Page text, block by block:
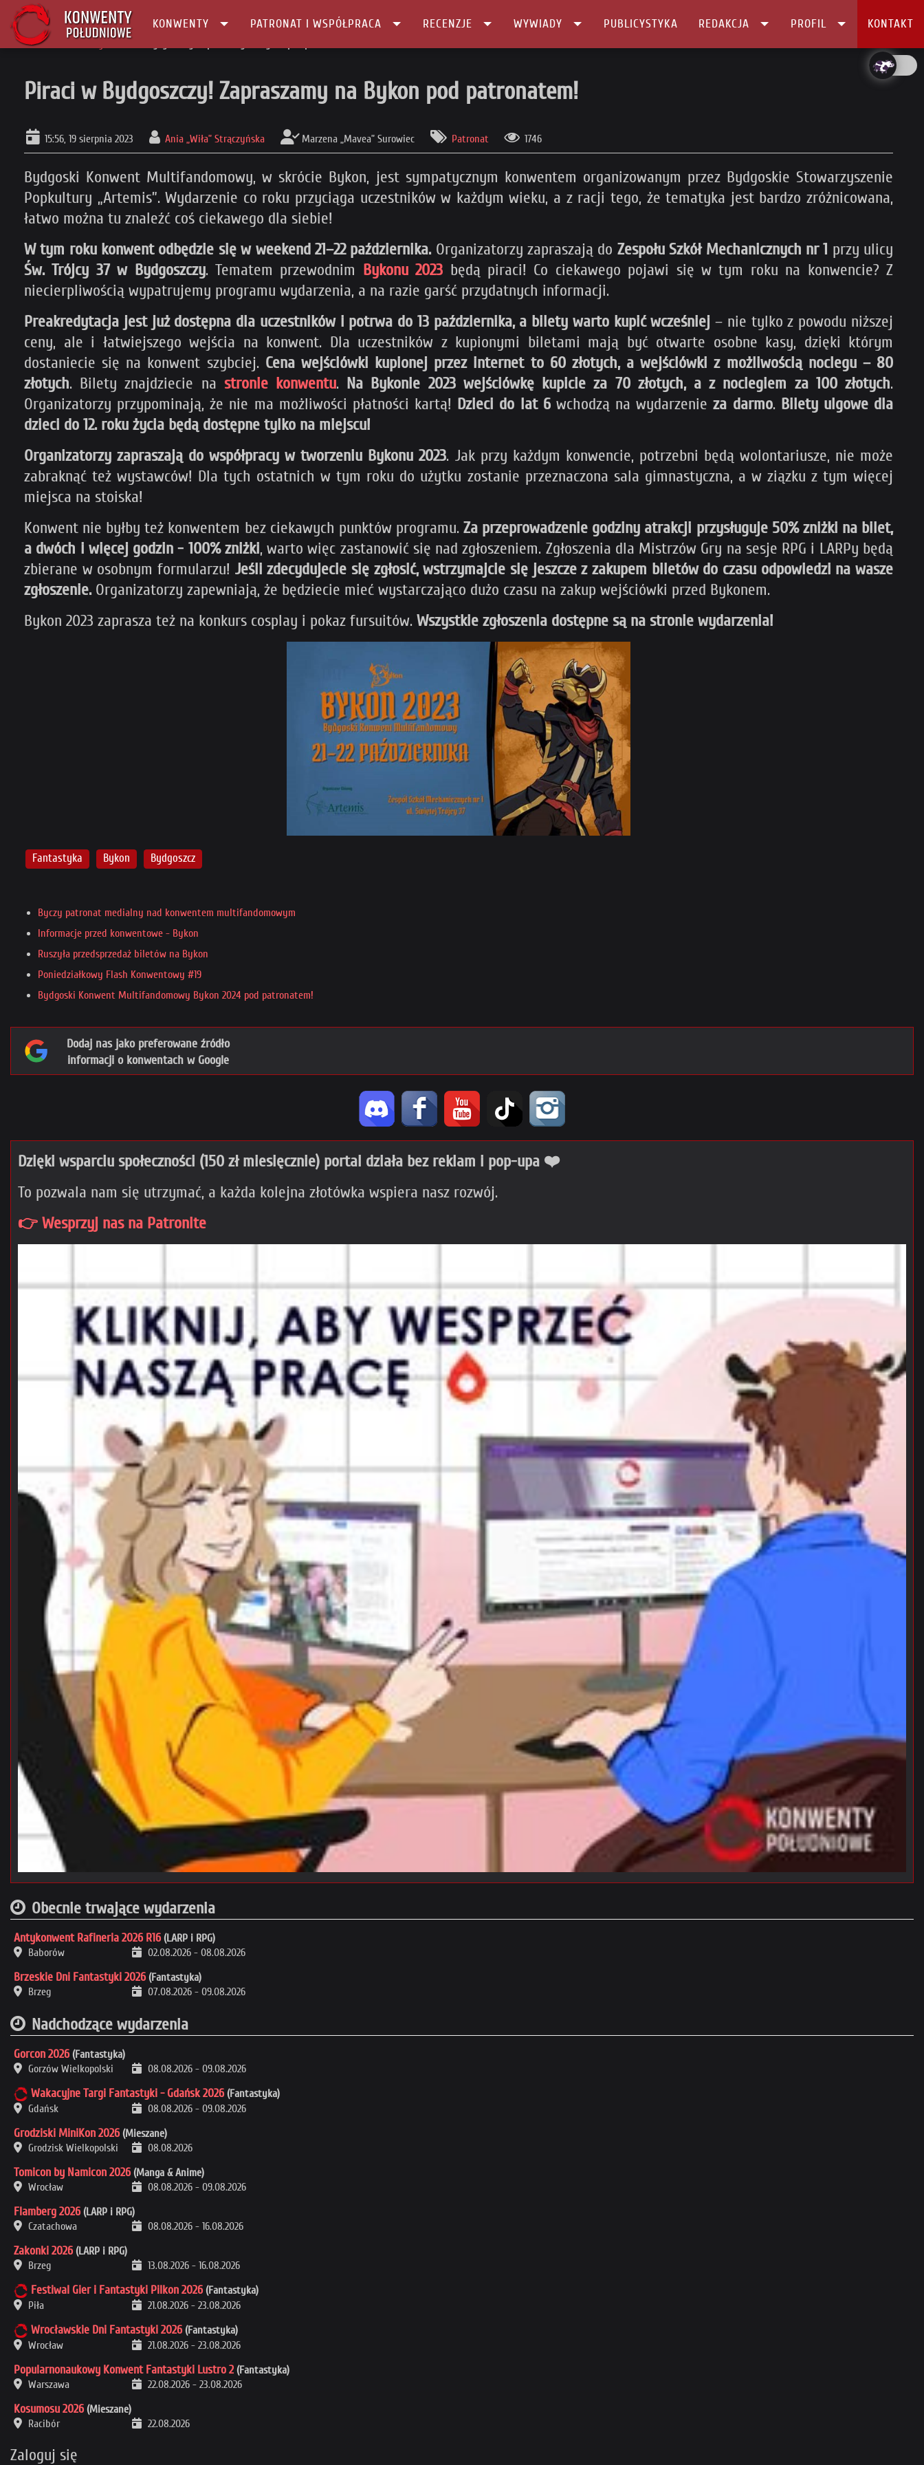
KONWENTY PATRONAT I WSPÓŁPRACA RECENZJE WYWIADY PUBLICYSTYKA REDAKCJA PROFIL KONTAKT
Główna
Piraci w Bydgoszczy! Zapraszamy na Bykon pod patronatem!
15:56, 19 sierpnia 2023 Ania „Wiła” Strączyńska Marzena „Mavea” Surowiec Patronat 1746
Bydgoski Konwent Multifandomowy, w skrócie Bykon, jest sympatycznym konwentem organizowanym przez Bydgoskie Stowarzyszenie
Popkultury „Artemis”. Wydarzenie co roku przyciąga uczestników w każdym wieku, a z racji tego, że tematyka jest bardzo zróżnicowana,
łatwo można tu znaleźć coś ciekawego dla siebie!
W tym roku konwent odbędzie się w weekend 21–22 października. Organizatorzy zapraszają do Zespołu Szkół Mechanicznych nr 1 przy ulicy
Św. Trójcy 37 w Bydgoszczy. Tematem przewodnim Bykonu 2023 będą piraci! Co ciekawego pojawi się w tym roku na konwencie? Z
niecierpliwością wypatrujemy programu wydarzenia, a na razie garść przydatnych informacji.
Preakredytacja jest już dostępna dla uczestników i potrwa do 13 października, a bilety warto kupić wcześniej – nie tylko z powodu niższej
ceny, ale i łatwiejszego wejścia na konwent. Dla uczestników z kupionymi biletami mają być otwarte osobne kasy, dzięki którym
dostaniecie się na konwent szybciej. Cena wejściówki kupionej przez internet to 60 złotych, a wejściówki z możliwością noclegu – 80
złotych. Bilety znajdziecie na stronie konwentu. Na Bykonie 2023 wejściówkę kupicie za 70 złotych, a z noclegiem za 100 złotych.
Organizatorzy przypominają, że nie ma możliwości płatności kartą! Dzieci do lat 6wchodzą na wydarzenieza darmo. Bilety ulgowe dla
dzieci do 12. roku życia będą dostępne tylko na miejscu!
Organizatorzy zapraszają do współpracy w tworzeniu Bykonu 2023. Jak przy każdym konwencie, potrzebni będą wolontariusze, nie może
zabraknąć też wystawców! Dla tych ostatnich w tym roku do użytku zostanie przeznaczona sala gimnastyczna, a w ziązku z tym więcej
miejsca na stoiska!
Konwent nie byłby też konwentem bez ciekawych punktów programu.Za przeprowadzenie godziny atrakcji przysługuje 50% zniżki na bilet,
a dwóch i więcej godzin - 100% zniżki, warto więc zastanowić się nad zgłoszeniem. Zgłoszenia dla Mistrzów Gry na sesje RPG i LARPy będą
zbierane w osobnym formularzu! Jeśli zdecydujecie się zgłosić, wstrzymajcie się jeszcze z zakupem biletów do czasu odpowiedzi na wasze
zgłoszenie. Organizatorzy zapewniają, że będziecie mieć wystarczająco dużo czasu na zakup wejściówki przed Bykonem.
Bykon 2023 zaprasza też na konkurs cosplay i pokaz fursuitów. Wszystkie zgłoszenia dostępne są na stronie wydarzenia!
Fantastyka Bykon Bydgoszcz
Byczy patronat medialny nad konwentem multifandomowym
Informacje przed konwentowe - Bykon
Ruszyła przedsprzedaż biletów na Bykon
Poniedziałkowy Flash Konwentowy #19
Bydgoski Konwent Multifandomowy Bykon 2024 pod patronatem!
Dodaj nas jako preferowane źródło
informacji o konwentach w Google
Dzięki wsparciu społeczności (150 zł miesięcznie) portal działa bez reklam i pop-upa ❤️
To pozwala nam się utrzymać, a każda kolejna złotówka wspiera nasz rozwój.
👉 Wesprzyj nas na Patronite
Obecnie trwające wydarzenia
Antykonwent Rafineria 2026 R16 (LARP i RPG)
Baborów
02.08.2026 - 08.08.2026
Brzeskie Dni Fantastyki 2026 (Fantastyka)
Brzeg
07.08.2026 - 09.08.2026
Nadchodzące wydarzenia
Gorcon 2026 (Fantastyka)
Gorzów Wielkopolski
08.08.2026 - 09.08.2026
Wakacyjne Targi Fantastyki - Gdańsk 2026 (Fantastyka)
Gdańsk
08.08.2026 - 09.08.2026
Grodziski MiniKon 2026 (Mieszane)
Grodzisk Wielkopolski
08.08.2026
Tomicon by Namicon 2026 (Manga & Anime)
Wrocław
08.08.2026 - 09.08.2026
Flamberg 2026 (LARP i RPG)
Czatachowa
08.08.2026 - 16.08.2026
Zakonki 2026 (LARP i RPG)
Brzeg
13.08.2026 - 16.08.2026
Festiwal Gier i Fantastyki Pilkon 2026 (Fantastyka)
Piła
21.08.2026 - 23.08.2026
Wrocławskie Dni Fantastyki 2026 (Fantastyka)
Wrocław
21.08.2026 - 23.08.2026
Popularnonaukowy Konwent Fantastyki Lustro 2 (Fantastyka)
Warszawa
22.08.2026 - 23.08.2026
Kosumosu 2026 (Mieszane)
Racibór
22.08.2026
Zaloguj się